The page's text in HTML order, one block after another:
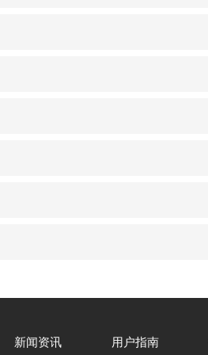
新闻资讯 用户指南